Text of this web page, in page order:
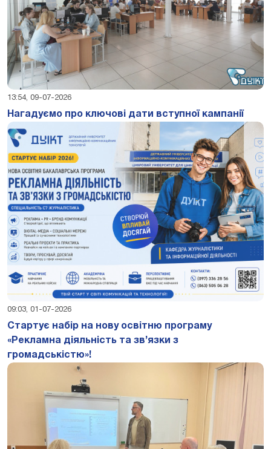
13:54, 09-07-2026
Нагадуємо про ключові дати вступної кампанії
09:03, 01-07-2026
Стартує набір на нову освітню програму
«Рекламна діяльність та зв’язки з
громадськістю»!